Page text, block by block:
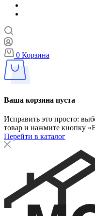
0 Корзина
Ваша корзина пуста
Исправить это просто:
товар и нажмите кнопку
Перейти в каталог